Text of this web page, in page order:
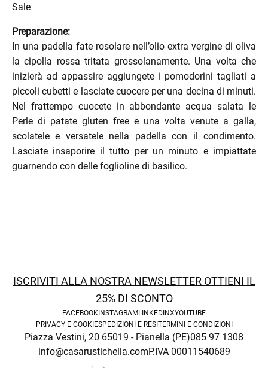
Sale
Preparazione:
In una padella fate rosolare nell’olio extra vergine di oliva
la cipolla rossa tritata grossolanamente. Una volta che
inizierà ad appassire aggiungete i pomodorini tagliati a
piccoli cubetti e lasciate cuocere per una decina di minuti.
Nel frattempo cuocete in abbondante acqua salata le
Perle di patate gluten free e una volta venute a galla,
scolatele e versatele nella padella con il condimento.
Lasciate insaporire il tutto per un minuto e impiattate
guarnendo con delle foglioline di basilico.
ISCRIVITI ALLA NOSTRA NEWSLETTER OTTIENI IL
25% DI SCONTO
FACEBOOKINSTAGRAMLINKEDINXYOUTUBE
PRIVACY E COOKIESPEDIZIONI E RESITERMINI E CONDIZIONI
Piazza Vestini, 20 65019 - Pianella (PE)085 97 1308
info@casarustichella.comP.IVA 00011540689